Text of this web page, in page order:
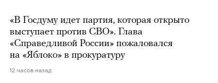
«В Госдуму идет партия, которая открыто
выступает против СВО». Глава
«Справедливой России» пожаловался
на «Яблоко» в прокуратуру
12 часов назад